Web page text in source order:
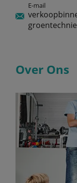
E-mail
Over Ons